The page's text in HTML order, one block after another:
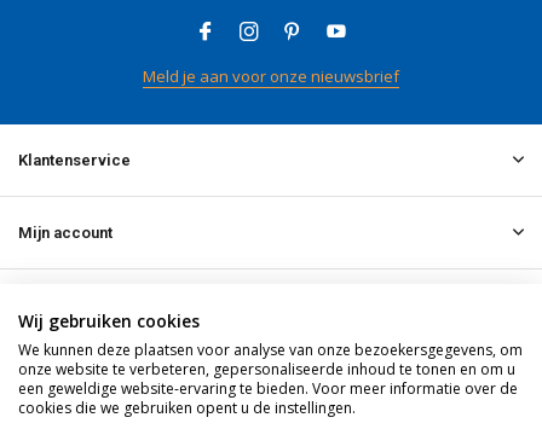
Meld je aan voor onze nieuwsbrief
Klantenservice
Mijn account
Contact
Wij gebruiken cookies
We kunnen deze plaatsen voor analyse van onze bezoekersgegevens, om
onze website te verbeteren, gepersonaliseerde inhoud te tonen en om u
een geweldige website-ervaring te bieden. Voor meer informatie over de
cookies die we gebruiken opent u de instellingen.